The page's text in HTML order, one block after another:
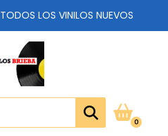
LOS VINILOS NUEVOS
0